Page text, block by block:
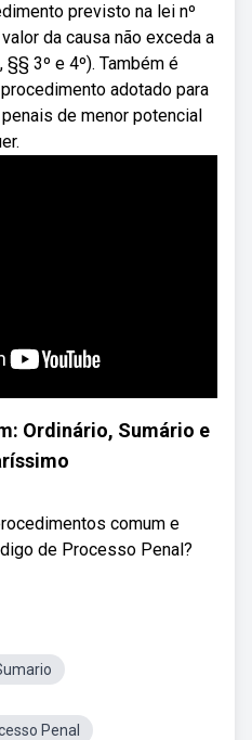
previsto na lei nº
da causa não exceda a
3º e 4º). Também é
adotado para
de menor potencial
Ordinário, Sumário e
comum e
de Processo Penal?
Penal